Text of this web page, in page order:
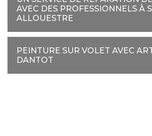
AVEC DES PROFESSIONNELS À
ALLOUESTRE
PEINTURE SUR VOLET AVEC
DANTOT